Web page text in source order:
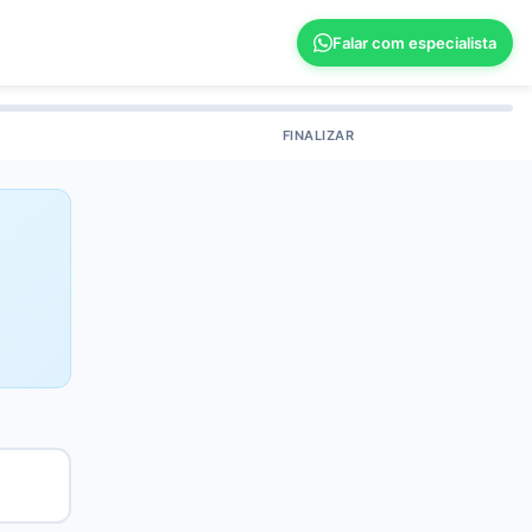
Falar com especialista
FINALIZAR